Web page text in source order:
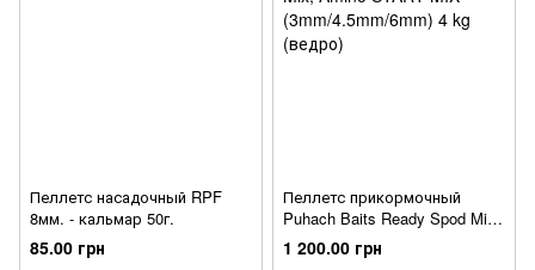
Пеллетс насадочный RPF
8мм. - кальмар 50г.
85.00 грн
Пеллетс прикормочный
Puhach Baits Ready Spod Mix,
Amino START MIX
(3mm/4.5mm/6mm) 4 kg
1 200.00 грн